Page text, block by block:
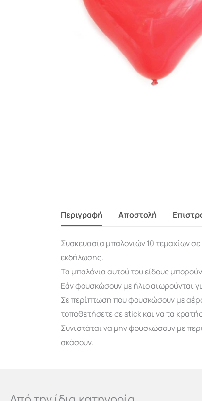
Περιγραφή Αποστολή
Συσκευασία μπαλονιών 10 τεμαχίων
εκδήλωσης.
Τα μπαλόνια αυτού του είδους
Εάν φουσκώσουν με ήλιο αιωρούνται
Σε περίπτωση που φουσκώσουν με
τοποθετήσετε σε stick και να τα
Συνιστάται να μην φουσκώσουν με
σκάσουν.